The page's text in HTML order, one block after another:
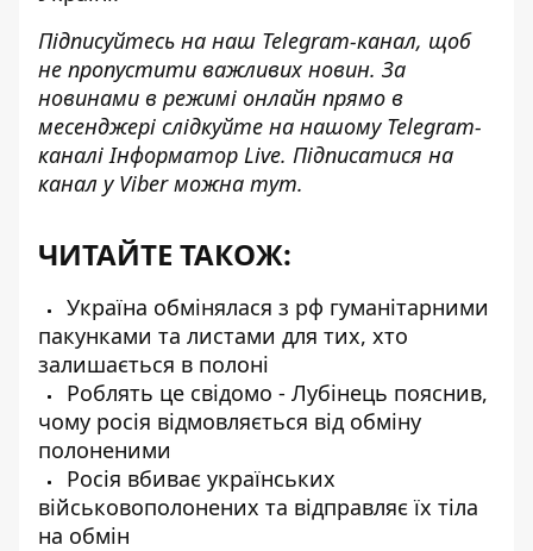
Підписуйтесь на наш Telegram-канал, щоб
не пропустити важливих новин. За
новинами в режимі онлайн прямо в
месенджері слідкуйте на нашому Telegram-
каналіІнформатор Live. Підписатися на
канал у Viber можна тут.
ЧИТАЙТЕ ТАКОЖ:
Україна обмінялася з рф гуманітарними
пакунками та листами для тих, хто
залишається в полоні
Роблять це свідомо - Лубінець пояснив,
чому росія відмовляється від обміну
полоненими
Росія вбиває українських
військовополонених та відправляє їх тіла
на обмін